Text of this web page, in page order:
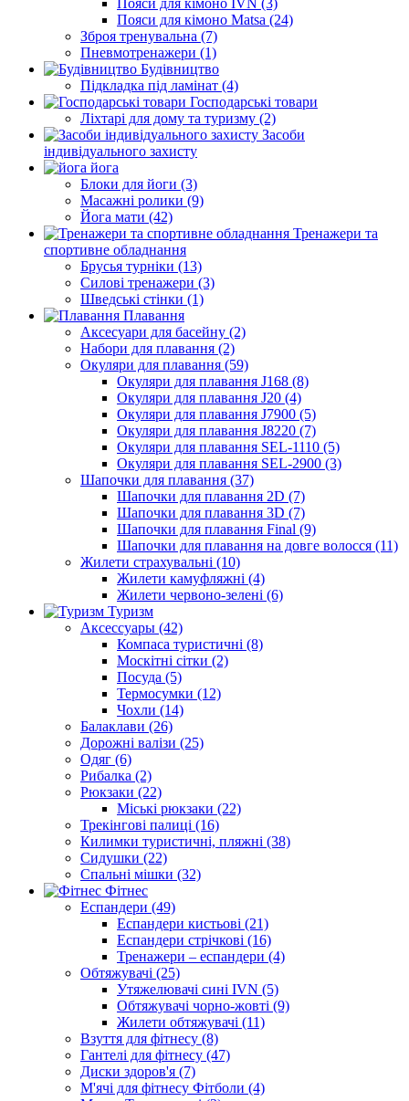
Пояси для кімоно IVN (3)
Пояси для кімоно Matsa (24)
Зброя тренувальна (7)
Пневмотренажери (1)
Будівництво
Підкладка під ламінат (4)
Господарські товари
Ліхтарі для дому та туризму (2)
Засоби
індивідуального захисту
йога
Блоки для йоги (3)
Масажні ролики (9)
Йога мати (42)
Тренажери та
спортивне обладнання
Брусья турніки (13)
Силові тренажери (3)
Шведські стінки (1)
Плавання
Аксесуари для басейну (2)
Набори для плавання (2)
Окуляри для плавання (59)
Окуляри для плавання J168 (8)
Окуляри для плавання J20 (4)
Окуляри для плавання J7900 (5)
Окуляри для плавання J8220 (7)
Окуляри для плавання SEL-1110 (5)
Окуляри для плавання SEL-2900 (3)
Шапочки для плавання (37)
Шапочки для плавання 2D (7)
Шапочки для плавання 3D (7)
Шапочки для плавання Final (9)
Шапочки для плавання на довге волосся (11)
Жилети страхувальні (10)
Жилети камуфляжні (4)
Жилети червоно-зелені (6)
Туризм
Аксессуары (42)
Компаса туристичні (8)
Москітні сітки (2)
Посуда (5)
Термосумки (12)
Чохли (14)
Балаклави (26)
Дорожні валізи (25)
Одяг (6)
Рибалка (2)
Рюкзаки (22)
Міські рюкзаки (22)
Трекінгові палиці (16)
Килимки туристичні, пляжні (38)
Сидушки (22)
Спальні мішки (32)
Фітнес
Еспандери (49)
Еспандери кистьові (21)
Еспандери стрічкові (16)
Тренажери – еспандери (4)
Обтяжувачі (25)
Утяжелювачі сині IVN (5)
Обтяжувачі чорно-жовті (9)
Жилети обтяжувачі (11)
Взуття для фітнесу (8)
Гантелі для фітнесу (47)
Диски здоров'я (7)
М'ячі для фітнесу Фітболи (4)